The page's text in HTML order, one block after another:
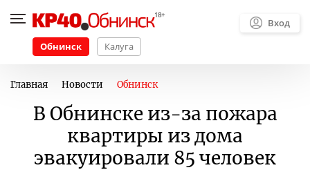
Обнинск Калуга
Вход
Главная Новости Обнинск
В Обнинске из-за пожара
квартиры из дома
эвакуировали 85 человек